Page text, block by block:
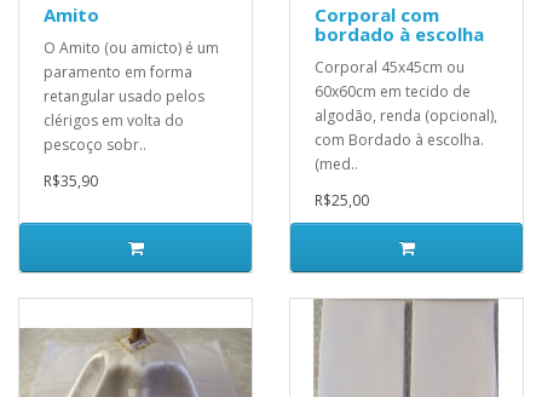
Amito
O Amito (ou amicto) é um
paramento em forma
retangular usado pelos
clérigos em volta do
pescoço sobr..
R$35,90
Corporal com
bordado à escolha
Corporal 45x45cm ou
60x60cm em tecido de
algodão, renda (opcional),
com Bordado à escolha.
(med..
R$25,00